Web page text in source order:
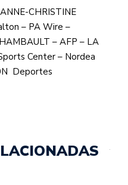
CHRISTINE
– PA Wire –
– AFP – LA
Center – Nordea
Deportes